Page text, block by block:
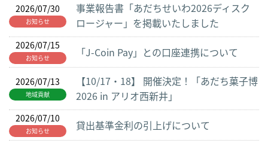
2026/07/30
お知らせ
事業報告書「あだちせいわ2026ディスク
ロージャー」を掲載いたしました
2026/07/15
お知らせ 「J-Coin Pay」との口座連携について
2026/07/13
地域貢献
【10/17・18】 開催決定！「あだち菓子博
2026 in アリオ西新井」
2026/07/10
お知らせ 貸出基準金利の引上げについて